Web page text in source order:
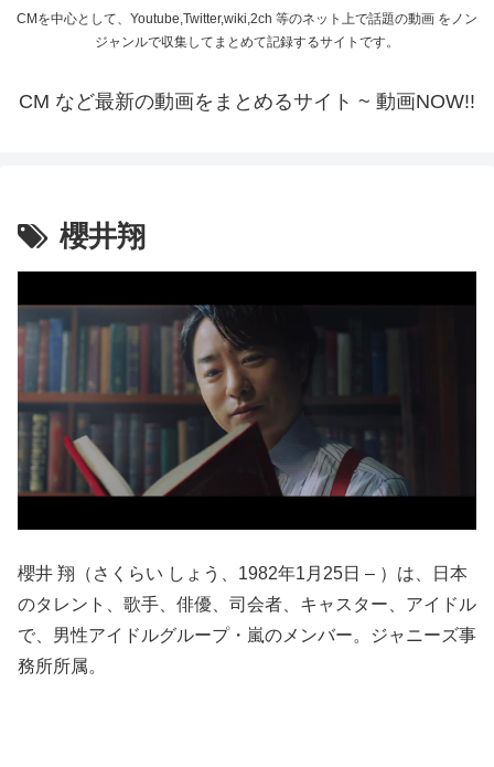
CMを中心として、Youtube,Twitter,wiki,2ch 等のネット上で話題の動画 をノン
ジャンルで収集してまとめて記録するサイトです。
CM など最新の動画をまとめるサイト ~ 動画NOW!!
櫻井翔
櫻井 翔（さくらい しょう、1982年1月25日 – ）は、日本
のタレント、歌手、俳優、司会者、キャスター、アイドル
で、男性アイドルグループ・嵐のメンバー。ジャニーズ事
務所所属。